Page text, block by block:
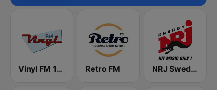
Vinyl FM 107 Retro FM NRJ Sweden